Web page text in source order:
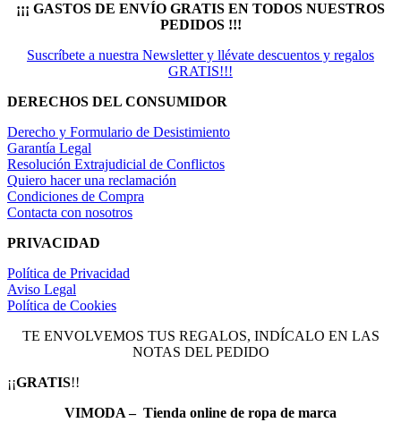
¡¡¡ GASTOS DE ENVÍO GRATIS EN TODOS NUESTROS
PEDIDOS !!!
Suscríbete a nuestra Newsletter y llévate descuentos y regalos
GRATIS!!!
DERECHOS DEL CONSUMIDOR
Derecho y Formulario de Desistimiento
Garantía Legal
Resolución Extrajudicial de Conflictos
Quiero hacer una reclamación
Condiciones de Compra
Contacta con nosotros
PRIVACIDAD
Política de Privacidad
Aviso Legal
Política de Cookies
TE ENVOLVEMOS TUS REGALOS, INDÍCALO EN LAS
NOTAS DEL PEDIDO
¡¡GRATIS!!
VIMODA – Tienda online de ropa de marca